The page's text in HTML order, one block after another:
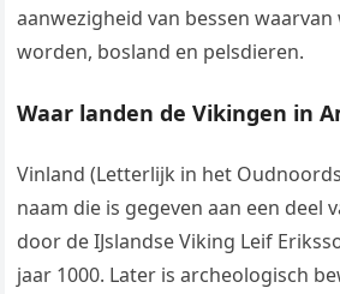
aanwezigheid van bessen
worden, bosland en pelsdieren.
Waar landen de Vikingen in
Vinland (Letterlijk in het
naam die is gegeven aan een deel
door de IJslandse Viking Leif
jaar 1000. Later is archeologisch